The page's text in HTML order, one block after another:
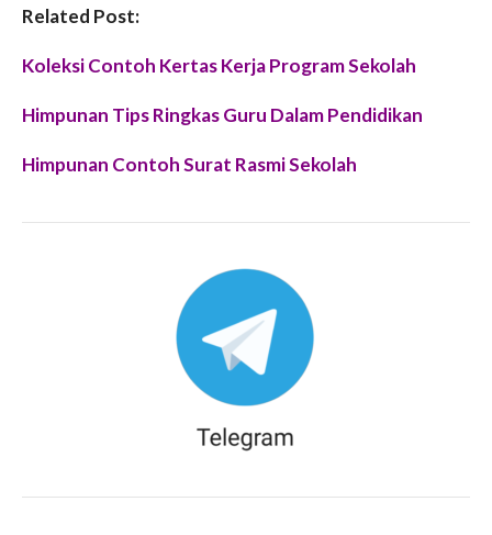
Related Post:
Koleksi Contoh Kertas Kerja Program Sekolah
Himpunan Tips Ringkas Guru Dalam Pendidikan
Himpunan Contoh Surat Rasmi Sekolah